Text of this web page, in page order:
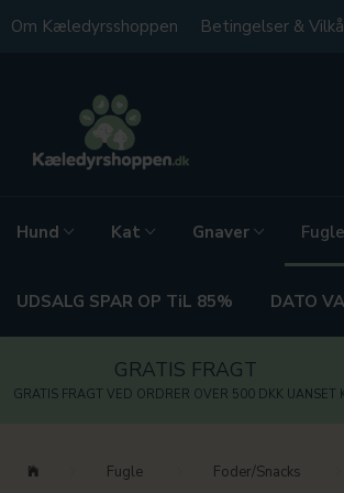
Om Kæledyrsshoppen Betingelser &
Hund Kat Gnaver Fugle
UDSALG SPAR OP TiL 85% DATO
GRATIS FRAGT
GRATIS FRAGT VED ORDRER OVER 500 DKK UANSET
Fugle Foder/Snacks